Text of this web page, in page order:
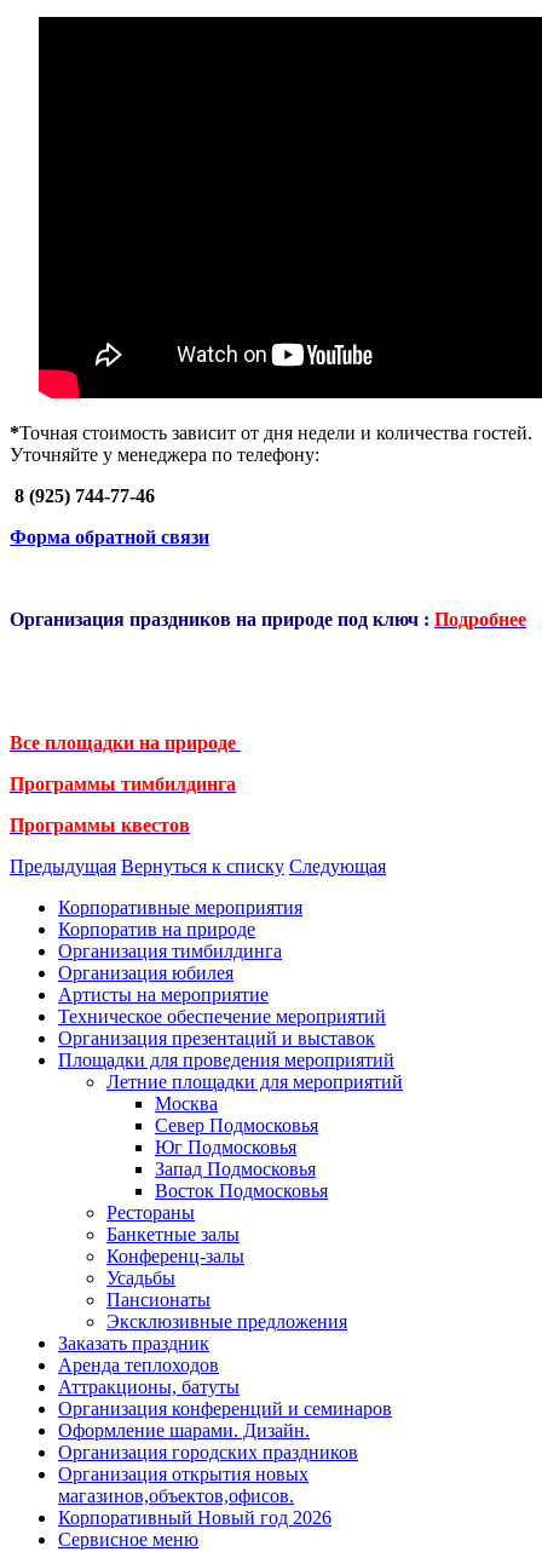
*Точная стоимость зависит от дня недели и количества гостей.
Уточняйте у менеджера по телефону:
8 (925) 744-77-46
Форма обратной связи
Организация праздников на природе под ключ : Подробнее
Все площадки на природе
Программы тимбилдинга
Программы квестов
Предыдущая Вернуться к списку Следующая
Корпоративные мероприятия
Корпоратив на природе
Организация тимбилдинга
Организация юбилея
Артисты на мероприятие
Техническое обеспечение мероприятий
Организация презентаций и выставок
Площадки для проведения мероприятий
Летние площадки для мероприятий
Москва
Север Подмосковья
Юг Подмосковья
Запад Подмосковья
Восток Подмосковья
Рестораны
Банкетные залы
Конференц-залы
Усадьбы
Пансионаты
Эксклюзивные предложения
Заказать праздник
Аренда теплоходов
Аттракционы, батуты
Организация конференций и семинаров
Оформление шарами. Дизайн.
Организация городских праздников
Организация открытия новых
магазинов,объектов,офисов.
Корпоративный Новый год 2026
Сервисное меню